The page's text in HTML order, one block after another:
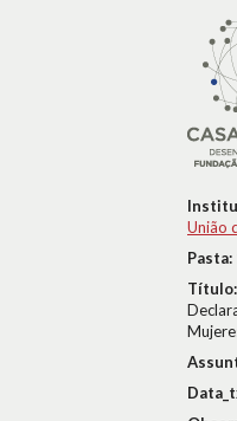
União
Pasta:
Título: